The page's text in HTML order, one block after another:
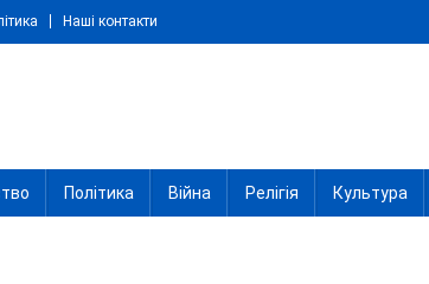
Наші контакти
Політика Війна Релігія Культура